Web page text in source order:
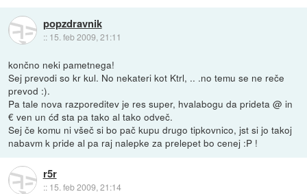
popzdravnik
:: 15. feb 2009, 21:11
končno neki pametnega!
Sej prevodi so kr kul. No nekateri kot Ktrl, .. .no temu se ne reče
prevod :).
Pa tale nova razporeditev je res super, hvalabogu da prideta @ in
€ ven un ćđ sta pa tako al tako odveč.
Sej če komu ni všeč si bo pač kupu drugo tipkovnico, jst si jo takoj
nabavm k pride al pa raj nalepke za prelepet bo cenej :P !
r5r
:: 15. feb 2009, 21:14